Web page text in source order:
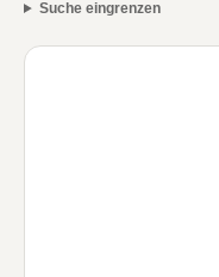
Suche eingrenzen